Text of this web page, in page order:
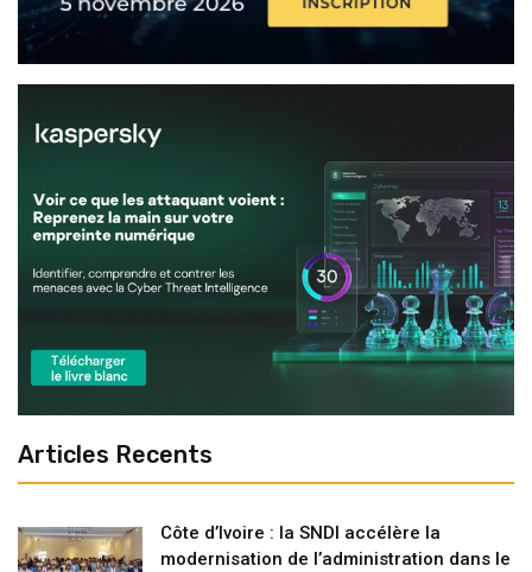
Articles Recents
Côte d’Ivoire : la SNDI accélère la
modernisation de l’administration dans le